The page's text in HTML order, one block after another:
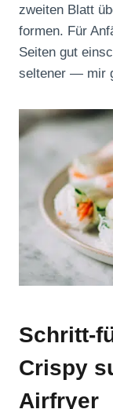
zweiten Blatt
formen. Für
Seiten gut
seltener — mir
Schritt-
Crispy
Airfryer